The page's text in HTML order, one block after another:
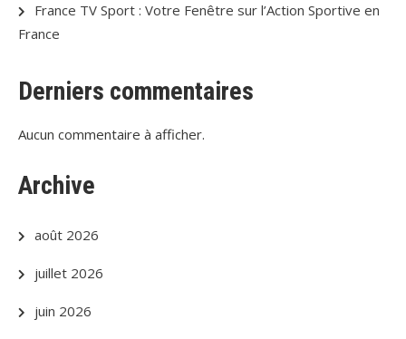
France TV Sport : Votre Fenêtre sur l’Action Sportive en
France
Derniers commentaires
Aucun commentaire à afficher.
Archive
août 2026
juillet 2026
juin 2026